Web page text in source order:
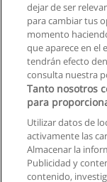
dejar de ser
para cambiar tus
momento
que aparece en el
tendrán efecto
consulta nuestra
Tanto nosotros
para
Utilizar datos de
activamente las
Almacenar la
Publicidad y
contenido,